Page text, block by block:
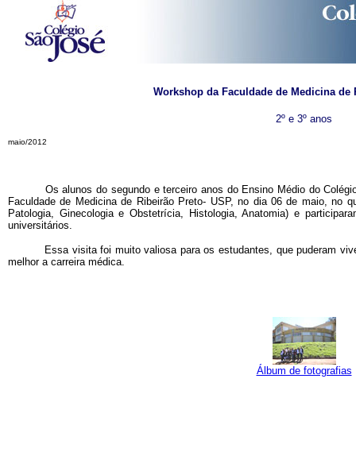
Workshop da Faculdade de Medicina de
2º e 3º anos
maio/2012
Os alunos do segundo e terceiro anos do Ensino Médio do Colégio
Faculdade de Medicina de Ribeirão Preto- USP, no dia 06 de maio, no
Patologia, Ginecologia e Obstetrícia, Histologia, Anatomia) e
universitários.
Essa visita foi muito valiosa para os estudantes, que puderam
melhor a carreira médica.
Álbum de fotografias